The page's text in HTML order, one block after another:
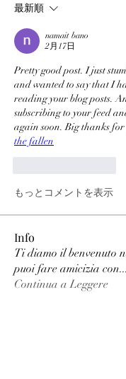
最新順
namait bano
2月17日
Pretty good post. I just
and wanted to say that I
reading your blog posts.
subscribing to your feed
again soon. Big thanks for
the fallen
もっとコメントを表示
Info
Ti diamo il benvenuto
puoi fare amicizia con...
Continua a Leggere